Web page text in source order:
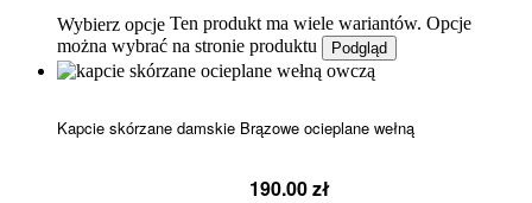
Wybierz opcje Ten produkt ma wiele wariantów. Opcje
można wybrać na stronie produktu
Podgląd
Kapcie skórzane damskie Brązowe ocieplane wełną
190.00zł